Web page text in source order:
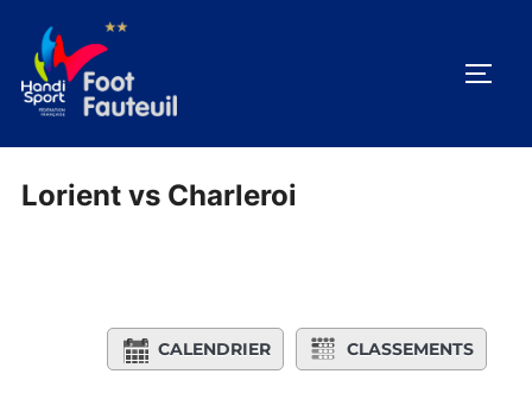
contenu
Lorient vs Charleroi
CALENDRIER CLASSEMENTS